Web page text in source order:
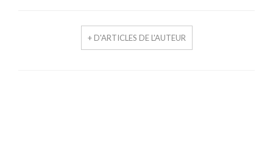
+ D'ARTICLES DE L'AUTEUR